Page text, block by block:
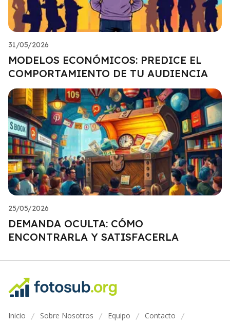
31/05/2026
MODELOS ECONÓMICOS: PREDICE EL
COMPORTAMIENTO DE TU AUDIENCIA
25/05/2026
DEMANDA OCULTA: CÓMO
ENCONTRARLA Y SATISFACERLA
Inicio / Sobre Nosotros / Equipo / Contacto /